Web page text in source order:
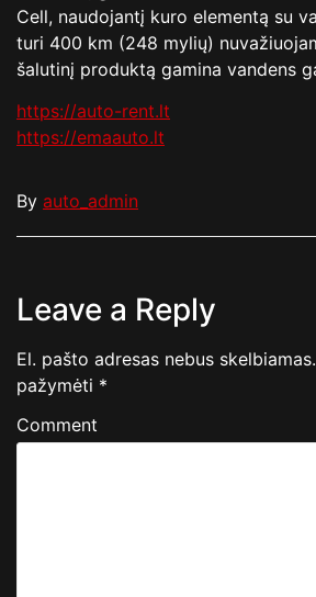
Cell, naudojantį kuro elementą su
turi 400 km (248 mylių)
šalutinį produktą gamina vandens
https://auto-rent.lt
https://emaauto.lt
By auto_admin
Leave a Reply
El. pašto adresas nebus skelbiamas.
pažymėti *
Comment